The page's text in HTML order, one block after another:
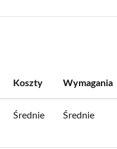
Koszty Wymagania
Średnie Średnie